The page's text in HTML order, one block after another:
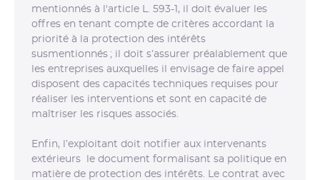
mentionnés à l'article L. 593-1, il doit évaluer les
offres en tenant compte de critères accordant la
priorité à la protection des intérêts
susmentionnés ; il doit s’assurer préalablement que
les entreprises auxquelles il envisage de faire appel
disposent des capacités techniques requises pour
réaliser les interventions et sont en capacité de
maîtriser les risques associés.
Enfin, l’exploitant doit notifier aux intervenants
extérieurs le document formalisant sa politique en
matière de protection des intérêts. Le contrat avec